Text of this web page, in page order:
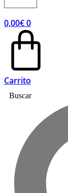
0,00€0
Carrito
Buscar